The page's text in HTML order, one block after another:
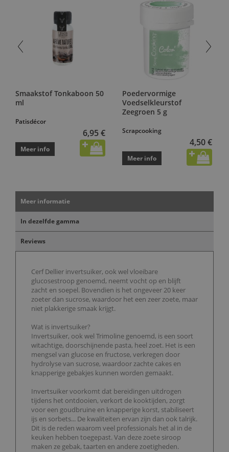
Smaakstof Tonkaboon 50
ml
Patisdécor
6,95 €
Meer info
Poedervormige
Voedselkleurstof
Zeegroen 5 g
Scrapcooking
4,50 €
Meer info
Meer informatie
In dezelfde gamma
Reviews
Cerf Dellier invertsuiker, ook wel vloeibare
glucosestroop genoemd, neemt vocht op en blijft
zacht en soepel. Bovendien is het ongeveer 20 keer
zoeter dan sucrose, waardoor het een zeer zoete, maar
niet plakkerige smaak krijgt.
Wat is invertsuiker?
Invertsuiker, ook wel Trimoline genoemd, is een soort
witachtige, doorschijnende pasta, heel zoet. Het is een
mengsel van glucose en fructose, verkregen door
hydrolyse van sucrose, waardoor zachte cakes en
knapperige gebakjes kunnen worden gemaakt.
Invertsuiker voorkomt dat bereidingen uitdrogen
tijdens het ontdooien, verkort de kooktijden, zorgt
voor een goudbruine en knapperige korst, stabiliseert
ijs en sorbets... De kwaliteiten ervan zijn dan ook talrijk.
Dit is de reden waarom veel professionals het al in de
keuken hebben toegepast. Van deze zoete siroop
maken ze gebak, taarten en andere zoetigheden.